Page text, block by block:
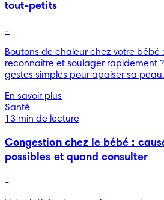
tout-petits
-
Boutons de chaleur chez votre bébé
reconnaître et soulager rapidement
gestes simples pour apaiser sa peau.
En savoir plus
Santé
13 min de lecture
Congestion chez le bébé :
possibles et quand consulter
-